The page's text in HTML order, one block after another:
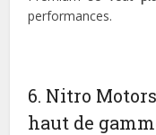
performances.
6. Nitro
haut de